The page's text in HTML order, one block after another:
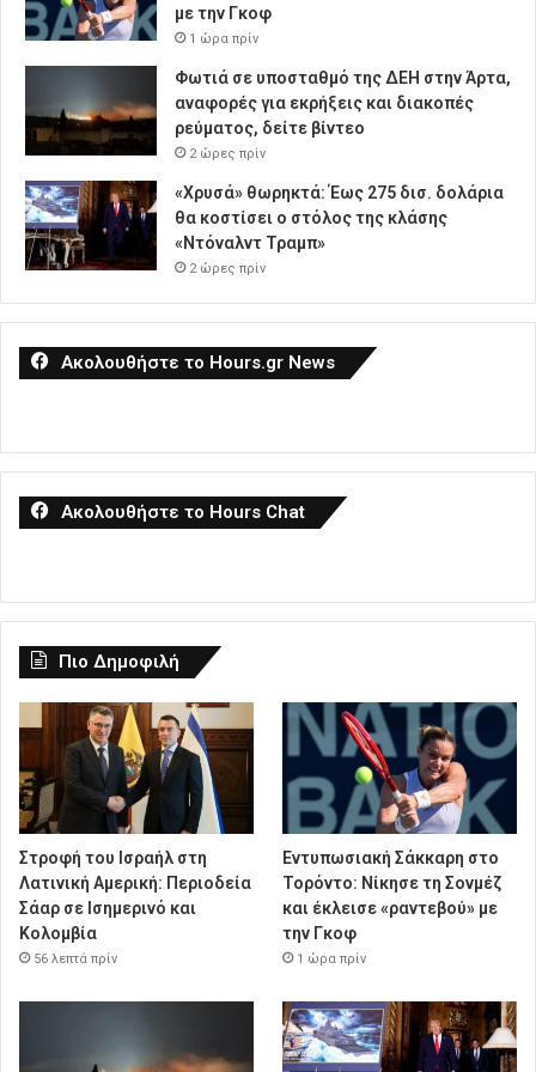
με την Γκοφ
1 ώρα πρίν
Φωτιά σε υποσταθμό της ΔΕΗ στην Άρτα,
αναφορές για εκρήξεις και διακοπές
ρεύματος, δείτε βίντεο
2 ώρες πρίν
«Χρυσά» θωρηκτά: Έως 275 δισ. δολάρια
θα κοστίσει ο στόλος της κλάσης
«Ντόναλντ Τραμπ»
2 ώρες πρίν
Ακολουθήστε το Hours.gr News
Ακολουθήστε το Hours Chat
Πιο Δημοφιλή
Στροφή του Ισραήλ στη
Λατινική Αμερική: Περιοδεία
Σάαρ σε Ισημερινό και
Κολομβία
56 λεπτά πρίν
Εντυπωσιακή Σάκκαρη στο
Τορόντο: Νίκησε τη Σονμέζ
και έκλεισε «ραντεβού» με
την Γκοφ
1 ώρα πρίν